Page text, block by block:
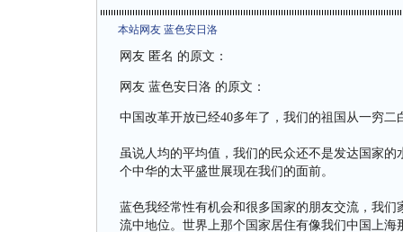
本站网友 蓝色安日洛
网友 匿名 的原文：
网友 蓝色安日洛 的原文：
中国改革开放已经40多年了，我们的祖国从一穷
虽说人均的平均值，我们的民众还不是发达国家
个中华的太平盛世展现在我们的面前。
蓝色我经常性有机会和很多国家的朋友交流，我
流中地位。世界上那个国家居住有像我们中国上海